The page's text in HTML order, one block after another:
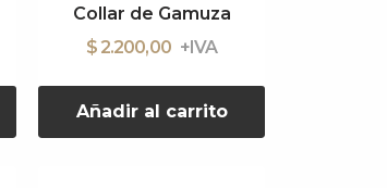
Collar de Gamuza
$ 2.200,00
Añadir al carrito